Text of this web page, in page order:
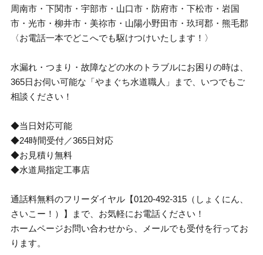
周南市・下関市・宇部市・山口市・防府市・下松市・岩国
市・光市・柳井市・美祢市・山陽小野田市・玖珂郡・熊毛郡
〈お電話一本でどこへでも駆けつけいたします！〉
水漏れ・つまり・故障などの水のトラブルにお困りの時は、
365日お伺い可能な「やまぐち水道職人」まで、いつでもご
相談ください！
◆当日対応可能
◆24時間受付／365日対応
◆お見積り無料
◆水道局指定工事店
通話料無料のフリーダイヤル【0120-492-315（しょくにん、
さいこー！）】まで、お気軽にお電話ください！
ホームページお問い合わせから、メールでも受付を行ってお
ります。